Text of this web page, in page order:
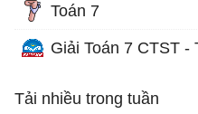
Toán 7
Giải Toán 7 CTST -
Tải nhiều trong tuần